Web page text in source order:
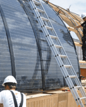
Halo
bien, ya